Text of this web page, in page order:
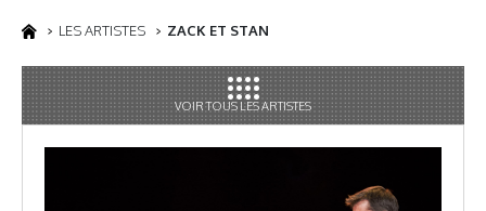
LES ARTISTES ZACK ET STAN
VOIR TOUS LES ARTISTES